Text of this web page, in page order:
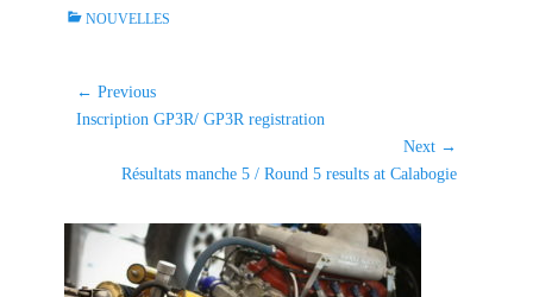
C
NOUVELLES
Navigation
de
← Previous
Previous
Inscription GP3R/ GP3R registration
Next →
Résultats manche 5 / Round 5 results at Calabogie